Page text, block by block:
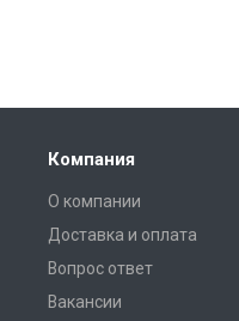
Компания
О компании
Доставка и оплата
Вопрос ответ
Вакансии